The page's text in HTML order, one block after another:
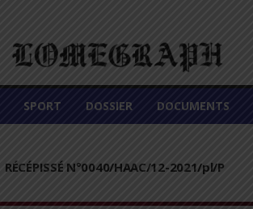
SPORT DOSSIER DOCUMENTS
RÉCÉPISSÉ N°0040/HAAC/12-2021/pl/P